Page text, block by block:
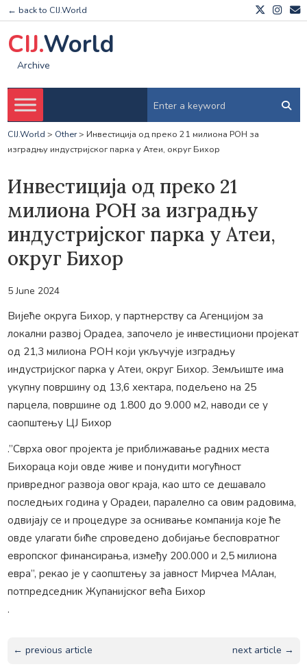
← back to CIJ.World
CIJ.World
Archive
CIJ.World > Other> Инвестиција од преко 21 милиона РОН за
изградњу индустријског парка у Атеи, округ Бихор
Инвестиција од преко 21
милиона РОН за изградњу
индустријског парка у Атеи,
округ Бихор
5 June 2024
Вијеће округа Бихор, у партнерству са Агенцијом за
локални развој Орадеа, започело је инвестициони пројекат
од 21,3 милиона РОН који укључује изградњу
индустријског парка у Атеи, округ Бихор. Земљиште има
укупну површину од 13,6 хектара, подељено на 25
парцела, површине од 1.800 до 9.000 м2, наводи се у
саопштењу ЦЈ Бихор
.”Сврха овог пројекта је приближавање радних места
Бихораца који овде живе и понудити могућност
привредног развоја овог краја, као што се дешавало
последњих година у Орадеи, паралелно са овим радовима,
одвијају се и процедуре за оснивање компанија које ће
овде улагати биће спроведено добијање бесповратног
европског финансирања, између 200.000 и 2,5 милиона
евра”, рекао је у саопштењу за јавност Мирчеа МАлан,
потпредседник Жупанијског већа Бихор
.
← previous article next article →